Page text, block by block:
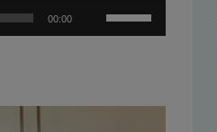
00:00
arriba/abajo